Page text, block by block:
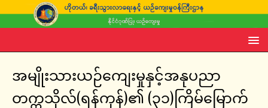
အမျိုးသားယဉ်ကျေးမှုနှင့်အနုပညာ
တက္ကသိုလ်(ရန်ကုန်)၏ (၃၁)ကြိမ်မြောက်